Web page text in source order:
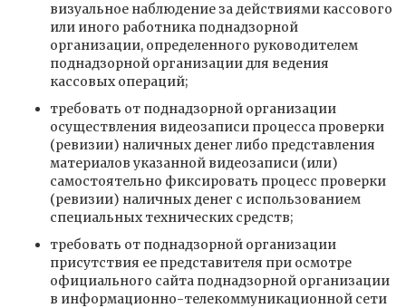
визуальное наблюдение за действиями кассового
или иного работника поднадзорной
организации, определенного руководителем
поднадзорной организации для ведения
кассовых операций;
требовать от поднадзорной организации
осуществления видеозаписи процесса проверки
(ревизии) наличных денег либо представления
материалов указанной видеозаписи (или)
самостоятельно фиксировать процесс проверки
(ревизии) наличных денег с использованием
специальных технических средств;
требовать от поднадзорной организации
присутствия ее представителя при осмотре
официального сайта поднадзорной организации
в информационно-телекоммуникационной сети